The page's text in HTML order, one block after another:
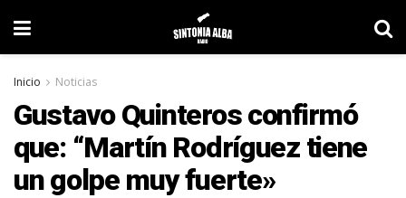
Inicio Noticias
Gustavo Quinteros confirmó
que: “Martín Rodríguez tiene
un golpe muy fuerte»